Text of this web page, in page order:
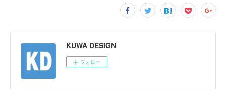
KUWA DESIGN
フォロー